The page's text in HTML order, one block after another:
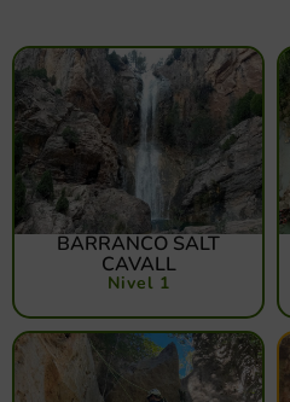
BARRANCO SALT
CAVALL
Nivel 1